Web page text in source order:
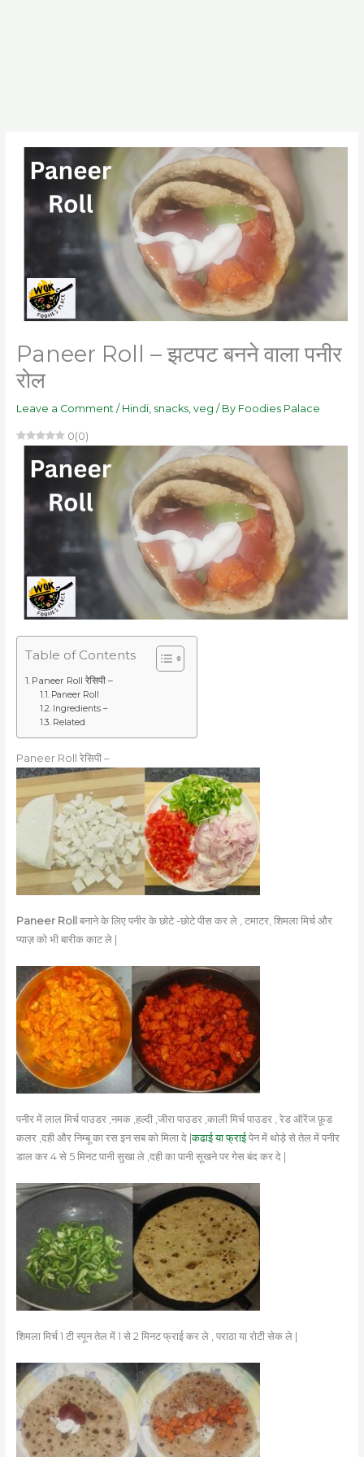
Paneer Roll – झटपट बनने वाला पनीर
रोल
Leave a Comment / Hindi, snacks, veg / By Foodies Palace
0(0)
Table of Contents
Paneer Roll रेसिपी –
Paneer Roll
Ingredients –
Related
Paneer Roll रेसिपी –
Paneer Roll बनाने के लिए पनीर के छोटे -छोटे पीस कर ले , टमाटर, शिमला मिर्च और
प्याज़ को भी बारीक काट ले |
पनीर में लाल मिर्च पाउडर ,नमक ,हल्दी ,जीरा पाउडर ,काली मिर्च पाउडर , रेड ऑरेंज फ़ूड
कलर ,दही और निम्बू का रस इन सब को मिला दे |कढाई या फ्राईपेन में थोड़े से तेल में पनीर
डाल कर 4 से 5 मिनट पानी सुखा ले ,दही का पानी सूखने पर गेस बंद कर दे |
शिमला मिर्च 1 टी स्पून तेल में 1 से 2 मिनट फ्राई कर ले , पराठा या रोटी सेक ले |